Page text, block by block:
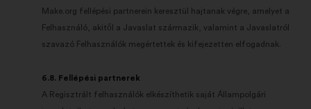
Make.org fellépési partnerein keresztül hajtanak végre, amelyet a
Felhasználó, akitől a Javaslat származik, valamint a Javaslatról
szavazó Felhasználók megértettek és kifejezetten elfogadnak.
6.8. Fellépési partnerek
A Regisztrált felhasználók elkészíthetik saját Állampolgári